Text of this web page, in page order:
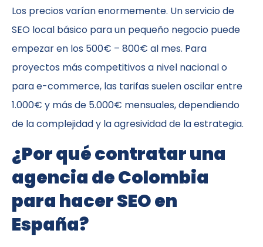
Los precios varían enormemente. Un servicio de
SEO local básico para un pequeño negocio puede
empezar en los 500€ – 800€ al mes. Para
proyectos más competitivos a nivel nacional o
para e-commerce, las tarifas suelen oscilar entre
1.000€ y más de 5.000€ mensuales, dependiendo
de la complejidad y la agresividad de la estrategia.
¿Por qué contratar una
agencia de Colombia
para hacer SEO en
España?